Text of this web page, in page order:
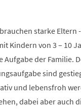
starke Eltern
Kindern von 3 – 10
Aufgabe der Familie.
sind
und lebensfroh
dabei aber auch